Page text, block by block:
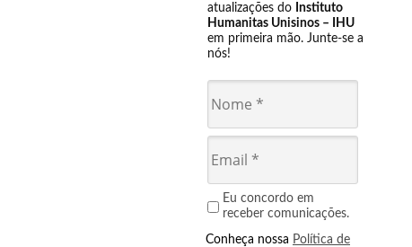
atualizações do Instituto
Humanitas Unisinos – IHU
em primeira mão. Junte-se a
nós!
Eu concordo em
receber comunicações.
Conheça nossa Política de